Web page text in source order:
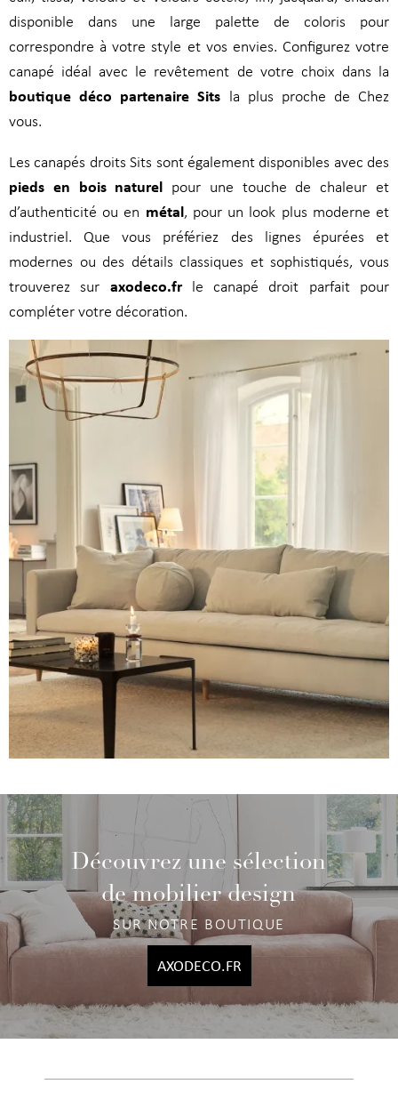
disponible dans une large palette de coloris pour
correspondre à votre style et vos envies. Configurez votre
canapé idéal avec le revêtement de votre choix dans la
boutique déco partenaire Sits la plus proche de Chez
vous.
Les canapés droits Sits sont également disponibles avec des
pieds en bois naturel pour une touche de chaleur et
d’authenticité ou en métal, pour un look plus moderne et
industriel. Que vous préfériez des lignes épurées et
modernes ou des détails classiques et sophistiqués, vous
trouverez sur axodeco.frle canapé droit parfait pour
compléter votre décoration.
Découvrez une sélection
de mobilier design
SUR NOTRE BOUTIQUE
AXODECO.FR